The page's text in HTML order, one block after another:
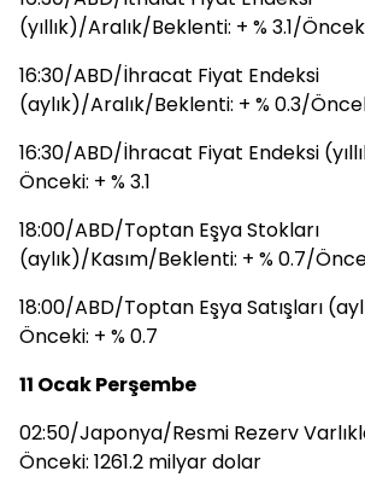
(yıllık)/Aralık/Beklenti: + % 3.1/
16:30/ABD/İhracat Fiyat Endeksi
(aylık)/Aralık/Beklenti: + % 0.3/
16:30/ABD/İhracat Fiyat Endeksi
Önceki: + % 3.1
18:00/ABD/Toptan Eşya Stokları
(aylık)/Kasım/Beklenti: + % 0.7/
18:00/ABD/Toptan Eşya Satışları
Önceki: + % 0.7
11 Ocak Perşembe
02:50/Japonya/Resmi Rezerv
Önceki: 1261.2 milyar dolar